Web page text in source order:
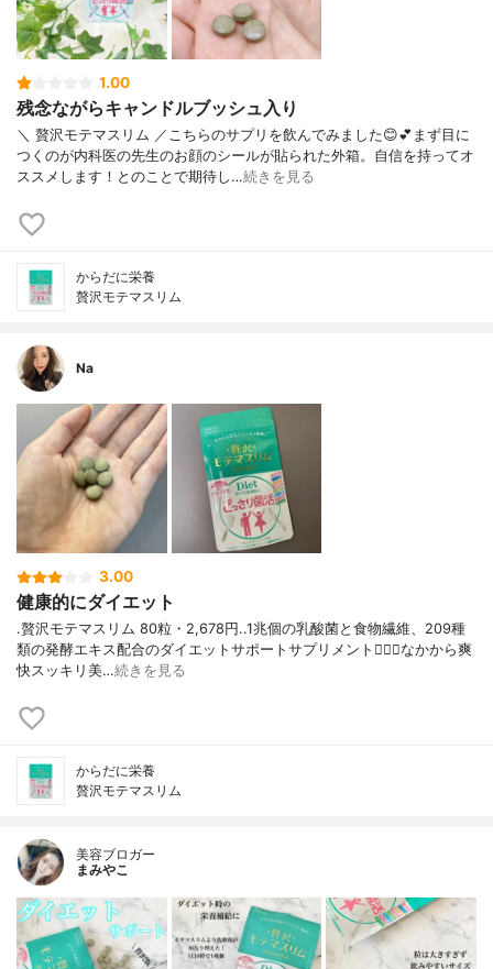
1.00
残念ながらキャンドルブッシュ入り
＼ 贅沢モテマスリム ／こちらのサプリを飲んでみました😊💕まず目に
つくのが内科医の先生のお顔のシールが貼られた外箱。自信を持ってオ
ススメします！とのことで期待し…続きを見る
からだに栄養
贅沢モテマスリム
Na
3.00
健康的にダイエット
.贅沢モテマスリム 80粒・2,678円..1兆個の乳酸菌と食物繊維、209種
類の発酵エキス配合のダイエットサポートサプリメント🧜🏻‍♂️なかから爽
快スッキリ美…続きを見る
からだに栄養
贅沢モテマスリム
美容ブロガー
まみやこ